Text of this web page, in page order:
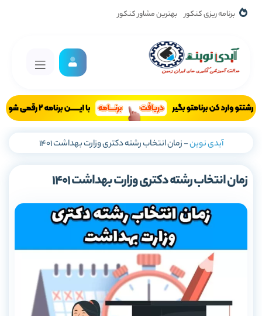
برنامه ریزی کنکور بهترین مشاور کنکور
آیدی نوین-زمان انتخاب رشته دکتری وزارت بهداشت 1401
زمان انتخاب رشته دکتری وزارت بهداشت 1401